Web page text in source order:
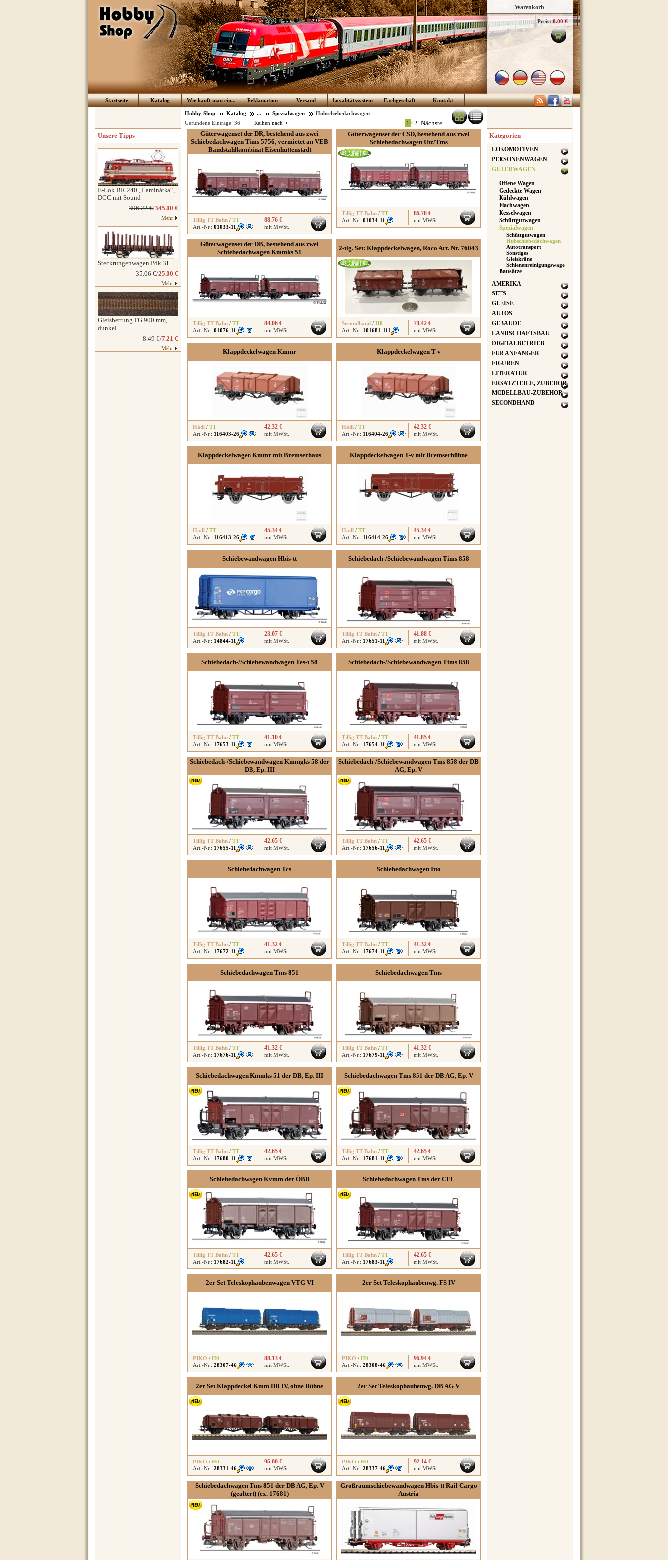
Warenkorb
Preis: 0.00 €
Startseite Katalog Wie kauft man ein... Reklamation Versand Loyalitätssystem Fachgeschäft Kontakt
Hobby-Shop Katalog ... Spezialwagen
Hubschiebedachwagen
Reihen nach
Gefundene Einträge: 36 1 • 2 Nächste
Güterwagenset der DR, bestehend aus zwei
Schiebedachwagen Tims 5756, vermietet an VEB
Bandstahlkombinat Eisenhüttenstadt
Tillig TT Bahn / TT
Art.-Nr.: 01033-11
88.76 €
mit MWSt.
Güterwagenset der CSD, bestehend aus zwei
Schiebedachwagen Utz/Tms
Tillig TT Bahn / TT
Art.-Nr.: 01034-11
86.78 €
mit MWSt.
Güterwagenset der DB, bestehend aus zwei
Schiebedachwagen Kmmks 51
Tillig TT Bahn / TT
Art.-Nr.: 01076-11
84.06 €
mit MWSt.
2-tlg. Set: Klappdeckelwagen, Roco Art. Nr. 76043
Secondhand / H0
Art.-Nr.: 101681-111
70.42 €
mit MWSt.
Klappdeckelwagen Kmmr
Hädl / TT
Art.-Nr.: 116403-26
42.32 €
mit MWSt.
Klappdeckelwagen T-v
Hädl / TT
Art.-Nr.: 116404-26
42.32 €
mit MWSt.
Klappdeckelwagen Kmmr mit Bremserhaus
Hädl / TT
Art.-Nr.: 116413-26
45.34 €
mit MWSt.
Klappdeckelwagen T-v mit Bremserbühne
Hädl / TT
Art.-Nr.: 116414-26
45.34 €
mit MWSt.
Schiebewandwagen Hbis-tt
Tillig TT Bahn / TT
Art.-Nr.: 14844-11
23.07 €
mit MWSt.
Schiebedach-/Schiebewandwagen Tims 858
Tillig TT Bahn / TT
Art.-Nr.: 17651-11
41.88 €
mit MWSt.
Schiebedach-/Schiebewandwagen Tes-t 58
Tillig TT Bahn / TT
Art.-Nr.: 17653-11
41.10 €
mit MWSt.
Schiebedach-/Schiebewandwagen Tims 858
Tillig TT Bahn / TT
Art.-Nr.: 17654-11
41.85 €
mit MWSt.
Schiebedach-/Schiebewandwagen Kmmgks 58 der
DB, Ep. III
Tillig TT Bahn / TT
Art.-Nr.: 17655-11
42.65 €
mit MWSt.
Schiebedach-/Schiebewandwagen Tms 858 der DB
AG, Ep. V
Tillig TT Bahn / TT
Art.-Nr.: 17656-11
42.65 €
mit MWSt.
Schiebedachwagen Tcs
Tillig TT Bahn / TT
Art.-Nr.: 17672-11
41.32 €
mit MWSt.
Schiebedachwagen Itto
Tillig TT Bahn / TT
Art.-Nr.: 17674-11
41.32 €
mit MWSt.
Schiebedachwagen Tms 851
Tillig TT Bahn / TT
Art.-Nr.: 17676-11
41.32 €
mit MWSt.
Schiebedachwagen Tms
Tillig TT Bahn / TT
Art.-Nr.: 17679-11
41.32 €
mit MWSt.
Schiebedachwagen Kmmks 51 der DB, Ep. III
Tillig TT Bahn / TT
Art.-Nr.: 17680-11
42.65 €
mit MWSt.
Schiebedachwagen Tms 851 der DB AG, Ep. V
Tillig TT Bahn / TT
Art.-Nr.: 17681-11
42.65 €
mit MWSt.
Schiebedachwagen Kvmm der ÖBB
Tillig TT Bahn / TT
Art.-Nr.: 17682-11
42.65 €
mit MWSt.
Schiebedachwagen Tms der CFL
Tillig TT Bahn / TT
Art.-Nr.: 17683-11
42.65 €
mit MWSt.
2er Set Teleskophaubenwagen VTG VI
PIKO / H0
Art.-Nr.: 28307-46
88.13 €
mit MWSt.
2er Set Teleskophaubenwg. FS IV
PIKO / H0
Art.-Nr.: 28308-46
96.94 €
mit MWSt.
2er Set Klappdeckel Kmm DR IV, ohne Bühne
PIKO / H0
Art.-Nr.: 28331-46
96.00 €
mit MWSt.
2er Set Teleskophaubenwg. DB AG V
PIKO / H0
Art.-Nr.: 28337-46
92.14 €
mit MWSt.
Schiebedachwagen Tms 851 der DB AG, Ep. V
(gealtert) (ex. 17681)
Großraumschiebewandwagen Hbis-tt Rail Cargo
Austria
Unsere Tipps
E-Lok BR 240 „Laminátka“,
DCC mit Sound
396.22 €/345.00 €
Mehr
Steckrungenwagen Pdk 31
35.06 €/25.00 €
Mehr
Gleisbettung FG 900 mm,
dunkel
8.49 €/7.21 €
Mehr
Kategorien
LOKOMOTIVEN
PERSONENWAGEN
GÜTERWAGEN
Offene Wagen
Gedeckte Wagen
Kühlwagen
Flachwagen
Kesselwagen
Schüttgutwagen
Spezialwagen
Schüttgutwagen
Hubschiebedachwagen
Autotransport
Sonstiges
Gleiskräne
Schienenreinigungswagen
Bausätze
AMERIKA
SETS
GLEISE
AUTOS
GEBÄUDE
LANDSCHAFTSBAU
DIGITALBETRIEB
FÜR ANFÄNGER
FIGUREN
LITERATUR
ERSATZTEILE, ZUBEHÖR
MODELLBAU-ZUBEHÖR
SECONDHAND